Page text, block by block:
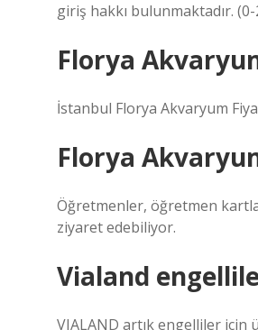
giriş hakkı bulunmaktadır.
Florya
İstanbul Florya Akvaryum
Florya
Öğretmenler, öğretmen
ziyaret edebiliyor.
Vialand
VIALAND artık engelliler için